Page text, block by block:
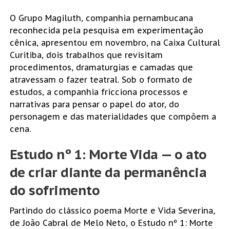
O Grupo Magiluth, companhia pernambucana
reconhecida pela pesquisa em experimentação
cênica, apresentou em novembro, na Caixa Cultural
Curitiba, dois trabalhos que revisitam
procedimentos, dramaturgias e camadas que
atravessam o fazer teatral. Sob o formato de
estudos, a companhia fricciona processos e
narrativas para pensar o papel do ator, do
personagem e das materialidades que compõem a
cena.
Estudo nº 1: Morte Vida — o ato
de criar diante da permanência
do sofrimento
Partindo do clássico poema Morte e Vida Severina,
de João Cabral de Melo Neto, o Estudo nº 1: Morte